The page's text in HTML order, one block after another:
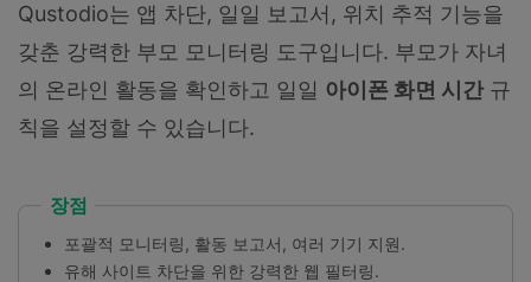
Qustodio는 앱 차단, 일일 보고서, 위치 추적 기능을
갖춘 강력한 부모 모니터링 도구입니다. 부모가 자녀
의 온라인 활동을 확인하고 일일 아이폰 화면 시간규
칙을 설정할 수 있습니다.
장점
포괄적 모니터링, 활동 보고서, 여러 기기 지원.
유해 사이트 차단을 위한 강력한 웹 필터링.